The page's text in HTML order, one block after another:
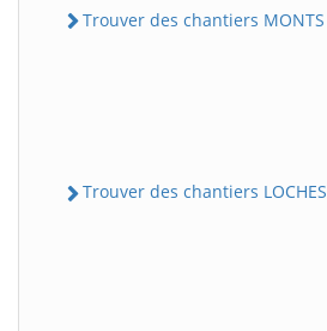
Trouver des chantiers MONTS
Trouver des chantiers LOCHES